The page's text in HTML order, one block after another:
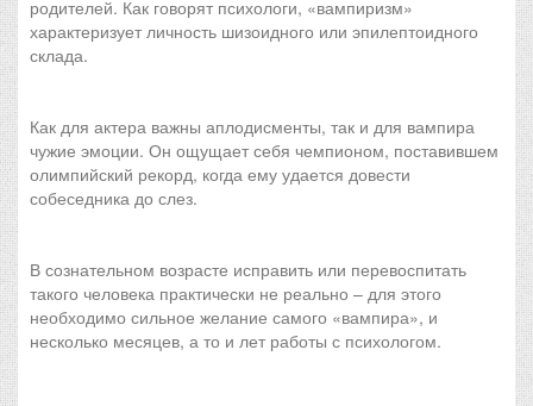
родителей. Как говорят психологи, «вампиризм»
характеризует личность шизоидного или эпилептоидного
склада.
Как для актера важны аплодисменты, так и для вампира
чужие эмоции. Он ощущает себя чемпионом, поставившем
олимпийский рекорд, когда ему удается довести
собеседника до слез.
В сознательном возрасте исправить или перевоспитать
такого человека практически не реально – для этого
необходимо сильное желание самого «вампира», и
несколько месяцев, а то и лет работы с психологом.